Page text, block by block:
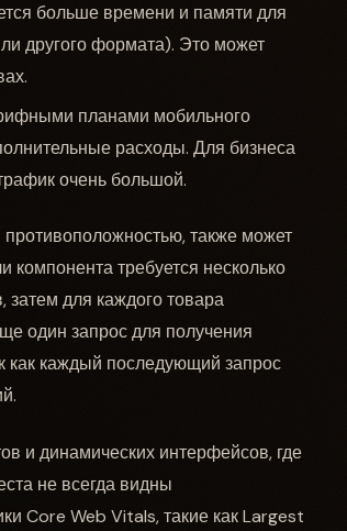
больше времени и памяти для
другого формата). Это может
планами мобильного
расходы. Для бизнеса
очень большой.
противоположностью, также может
требуется несколько
затем для каждого товара
один запрос для получения
как каждый последующий запрос
и динамических интерфейсов, где
не всегда видны
Core Web Vitals, такие как Largest